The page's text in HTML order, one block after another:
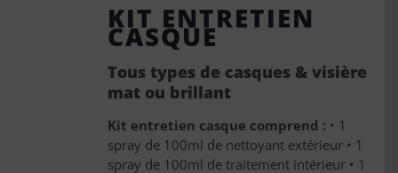
KIT ENTRETIEN
CASQUE
Tous types de casques & visière
mat ou brillant
Kit entretien casque comprend : • 1
spray de 100ml de nettoyant extérieur • 1
spray de 100ml de traitement intérieur • 1